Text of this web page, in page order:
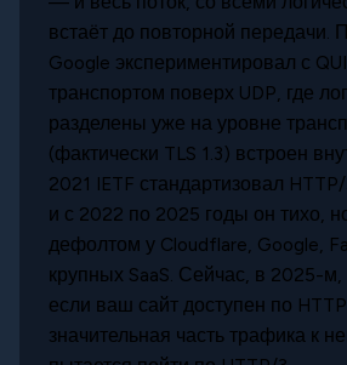
встаёт до повторной передачи.
Google экспериментировал с
транспортом поверх UDP, где
разделены уже на уровне
(фактически TLS 1.3) встроен
2021 IETF стандартизовал
и с 2022 по 2025 годы он тихо,
дефолтом у Cloudflare, Google,
крупных SaaS. Сейчас, в 2025-м,
если ваш сайт доступен по
значительная часть трафика к